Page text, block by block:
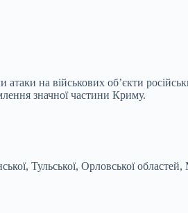
на військових об’єкти
значної частини Криму.
Тульської, Орловської